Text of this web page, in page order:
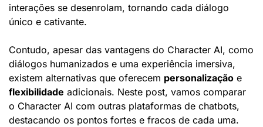
interações se desenrolam, tornando cada diálogo
único e cativante.
Contudo, apesar das vantagens do Character AI, como
diálogos humanizados e uma experiência imersiva,
existem alternativas que oferecem personalização
flexibilidade adicionais. Neste post, vamos comparar
o Character AI com outras plataformas de chatbots,
destacando os pontos fortes e fracos de cada uma.